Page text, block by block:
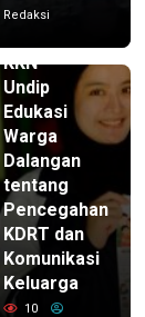
Redaksi
KKN
Undip
Edukasi
Warga
Dalangan
tentang
Pencegahan
KDRT dan
Komunikasi
Keluarga
10